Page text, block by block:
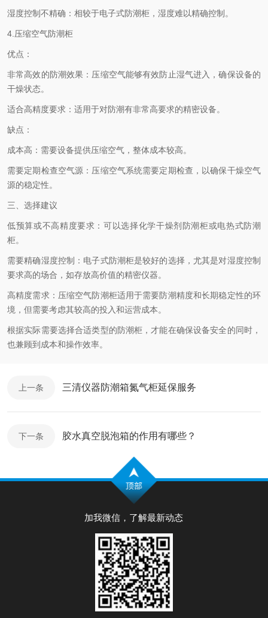
湿度控制不精确：相较于电子式防潮柜，湿度难以精确控制。
4.压缩空气防潮柜
优点：
非常高效的防潮效果：压缩空气能够有效防止湿气进入，确保设备的
干燥状态。
适合高精度要求：适用于对防潮有非常高要求的精密设备。
缺点：
成本高：需要设备提供压缩空气，整体成本较高。
需要定期检查空气源：压缩空气系统需要定期检查，以确保干燥空气
源的稳定性。
三、选择建议
低预算或不高精度要求：可以选择化学干燥剂防潮柜或电热式防潮
柜。
需要精确湿度控制：电子式防潮柜是较好的选择，尤其是对湿度控制
要求高的场合，如存放高价值的精密仪器。
高精度需求：压缩空气防潮柜适用于需要防潮精度和长期稳定性的环
境，但需要考虑其较高的投入和运营成本。
根据实际需要选择合适类型的防潮柜，才能在确保设备安全的同时，
也兼顾到成本和操作效率。
上一条 三清仪器防潮箱氮气柜延保服务
下一条 胶水真空脱泡箱的作用有哪些？
加我微信，了解最新动态